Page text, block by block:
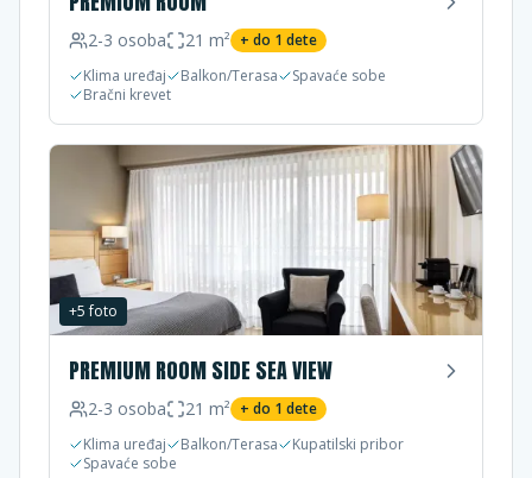
2-3 osoba 21 m² + do 1 dete
Klima uređaj
Balkon/Terasa
Spavaće sobe
Bračni krevet
+5foto
PREMIUM ROOM SIDE SEA VIEW
2-3 osoba 21 m² + do 1 dete
Klima uređaj
Balkon/Terasa
Kupatilski pribor
Spavaće sobe